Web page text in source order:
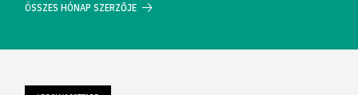
ÖSSZES HÓNAP SZERZŐJE